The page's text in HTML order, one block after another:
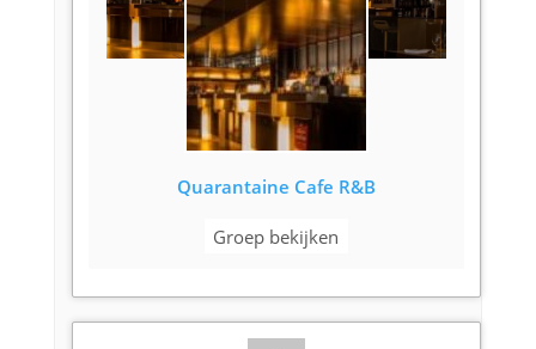
Quarantaine Cafe R&B
Groep bekijken